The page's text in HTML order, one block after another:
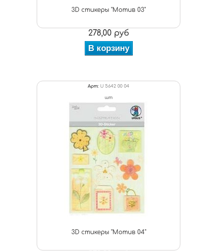
3D стикеры "Мотив 03"
278,00 руб
В корзину
Арт: U 5642 00 04
шт
3D стикеры "Мотив 04"